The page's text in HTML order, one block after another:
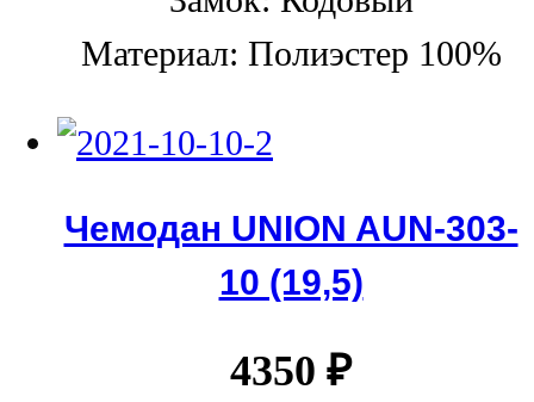
Материал: Полиэстер 100%
Чемодан UNION AUN-303-
10 (19,5)
4350 ₽